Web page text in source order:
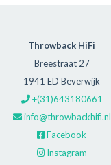
Throwback HiFi
Breestraat 27
1941 ED Beverwijk
+(31)643180661
info@throwbackhifi.nl
Facebook
Instagram